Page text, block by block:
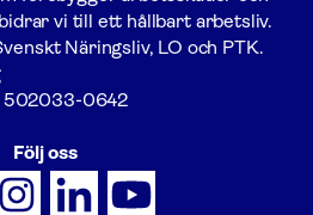
vi till ett hållbart arbetsliv.
Näringsliv, LO och PTK.
502033-0642
Följ oss